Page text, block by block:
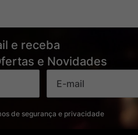
e receba
e Novidades
de segurança e privacidade